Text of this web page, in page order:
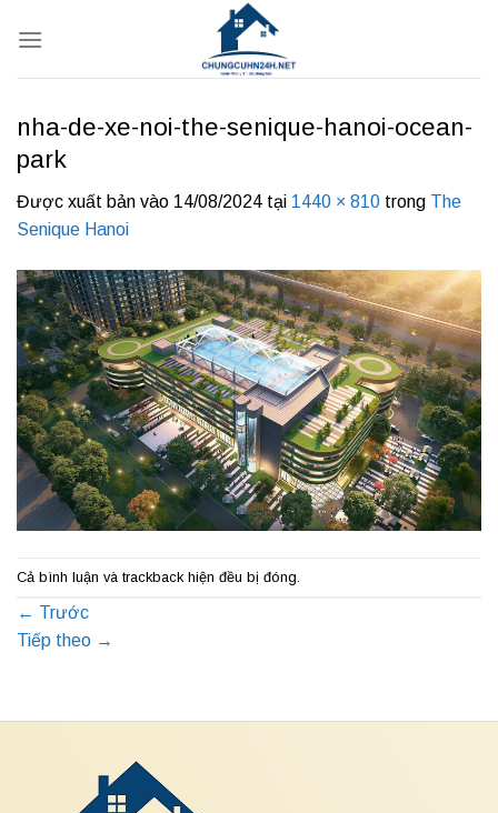
qua
nha-de-xe-noi-the-senique-hanoi-ocean-
park
Được xuất bản vào 14/08/2024 tại 1440 × 810 trong The
Senique Hanoi
Cả bình luận và trackback hiện đều bị đóng.
← Trước
Tiếp theo →